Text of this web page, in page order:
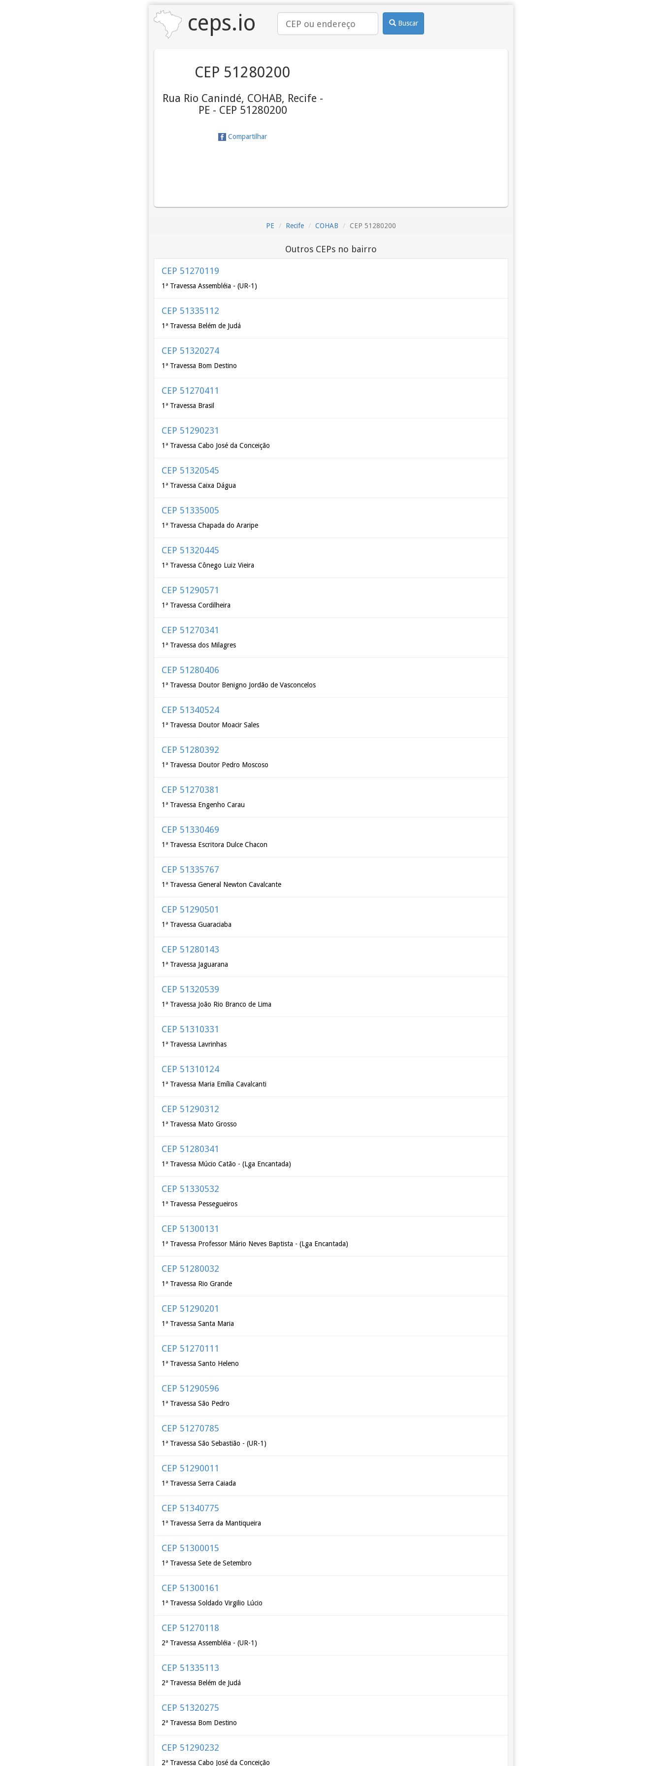
ceps.io Buscar
CEP 51280200
Rua Rio Canindé, COHAB, Recife -
PE - CEP 51280200
Compartilhar
PE Recife COHAB CEP 51280200
Outros CEPs no bairro
CEP 51270119
1ª Travessa Assembléia - (UR-1)
CEP 51335112
1ª Travessa Belém de Judá
CEP 51320274
1ª Travessa Bom Destino
CEP 51270411
1ª Travessa Brasil
CEP 51290231
1ª Travessa Cabo José da Conceição
CEP 51320545
1ª Travessa Caixa Dágua
CEP 51335005
1ª Travessa Chapada do Araripe
CEP 51320445
1ª Travessa Cônego Luiz Vieira
CEP 51290571
1ª Travessa Cordilheira
CEP 51270341
1ª Travessa dos Milagres
CEP 51280406
1ª Travessa Doutor Benigno Jordão de Vasconcelos
CEP 51340524
1ª Travessa Doutor Moacir Sales
CEP 51280392
1ª Travessa Doutor Pedro Moscoso
CEP 51270381
1ª Travessa Engenho Carau
CEP 51330469
1ª Travessa Escritora Dulce Chacon
CEP 51335767
1ª Travessa General Newton Cavalcante
CEP 51290501
1ª Travessa Guaraciaba
CEP 51280143
1ª Travessa Jaguarana
CEP 51320539
1ª Travessa João Rio Branco de Lima
CEP 51310331
1ª Travessa Lavrinhas
CEP 51310124
1ª Travessa Maria Emília Cavalcanti
CEP 51290312
1ª Travessa Mato Grosso
CEP 51280341
1ª Travessa Múcio Catão - (Lga Encantada)
CEP 51330532
1ª Travessa Pessegueiros
CEP 51300131
1ª Travessa Professor Mário Neves Baptista - (Lga Encantada)
CEP 51280032
1ª Travessa Rio Grande
CEP 51290201
1ª Travessa Santa Maria
CEP 51270111
1ª Travessa Santo Heleno
CEP 51290596
1ª Travessa São Pedro
CEP 51270785
1ª Travessa São Sebastião - (UR-1)
CEP 51290011
1ª Travessa Serra Caiada
CEP 51340775
1ª Travessa Serra da Mantiqueira
CEP 51300015
1ª Travessa Sete de Setembro
CEP 51300161
1ª Travessa Soldado Virgilio Lúcio
CEP 51270118
2ª Travessa Assembléia - (UR-1)
CEP 51335113
2ª Travessa Belém de Judá
CEP 51320275
2ª Travessa Bom Destino
CEP 51290232
2ª Travessa Cabo José da Conceição